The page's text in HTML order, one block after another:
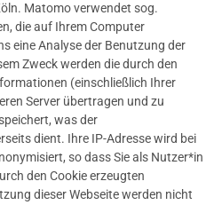
Matomo verwendet sog.
die auf Ihrem Computer
eine Analyse der Benutzung der
Zweck werden die durch den
(einschließlich Ihrer
Server übertragen und zu
was der
dient. Ihre IP-Adresse wird bei
so dass Sie als Nutzer*in
den Cookie erzeugten
dieser Webseite werden nicht